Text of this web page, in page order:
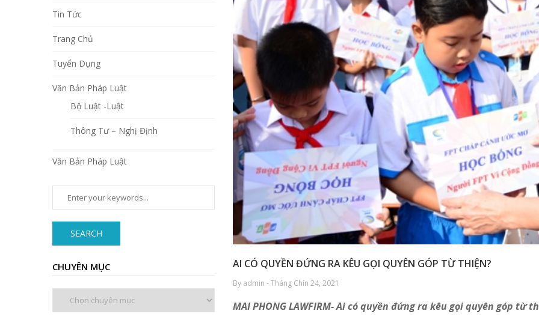
AI CÓ QUYỀN ĐỨNG RA KÊU GỌI QUYÊN GÓP TỪ THIỆN?
By admin - Tháng Chín 24, 2021
MAI PHONG LAWFIRM- Ai có quyền đứng ra kêu gọi quyên góp từ
Tin Tức
Trang Chủ
Tuyển Dụng
Văn Bản Pháp Luật
Bộ Luật -Luật
Thông Tư – Nghị Định
Văn Bản Pháp Luật
SEARCH
CHUYÊN MỤC